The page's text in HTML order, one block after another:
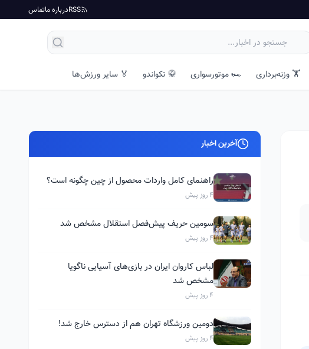
RSSدرباره ماتماس
🏋️ وزنه‌برداری 🏎️ موتورسواری 🥋 تکواندو 🏅 سایر ورزش‌ها
آخرین اخبار
راهنمای کامل واردات محصول از چین چگونه است؟
4 روز پیش
سومین حریف پیش‌فصل استقلال مشخص شد
4 روز پیش
لباس کاروان ایران در بازی‌های آسیایی ناگویا
مشخص شد
4 روز پیش
دومین ورزشگاه تهران هم از دسترس خارج شد!
4 روز پیش